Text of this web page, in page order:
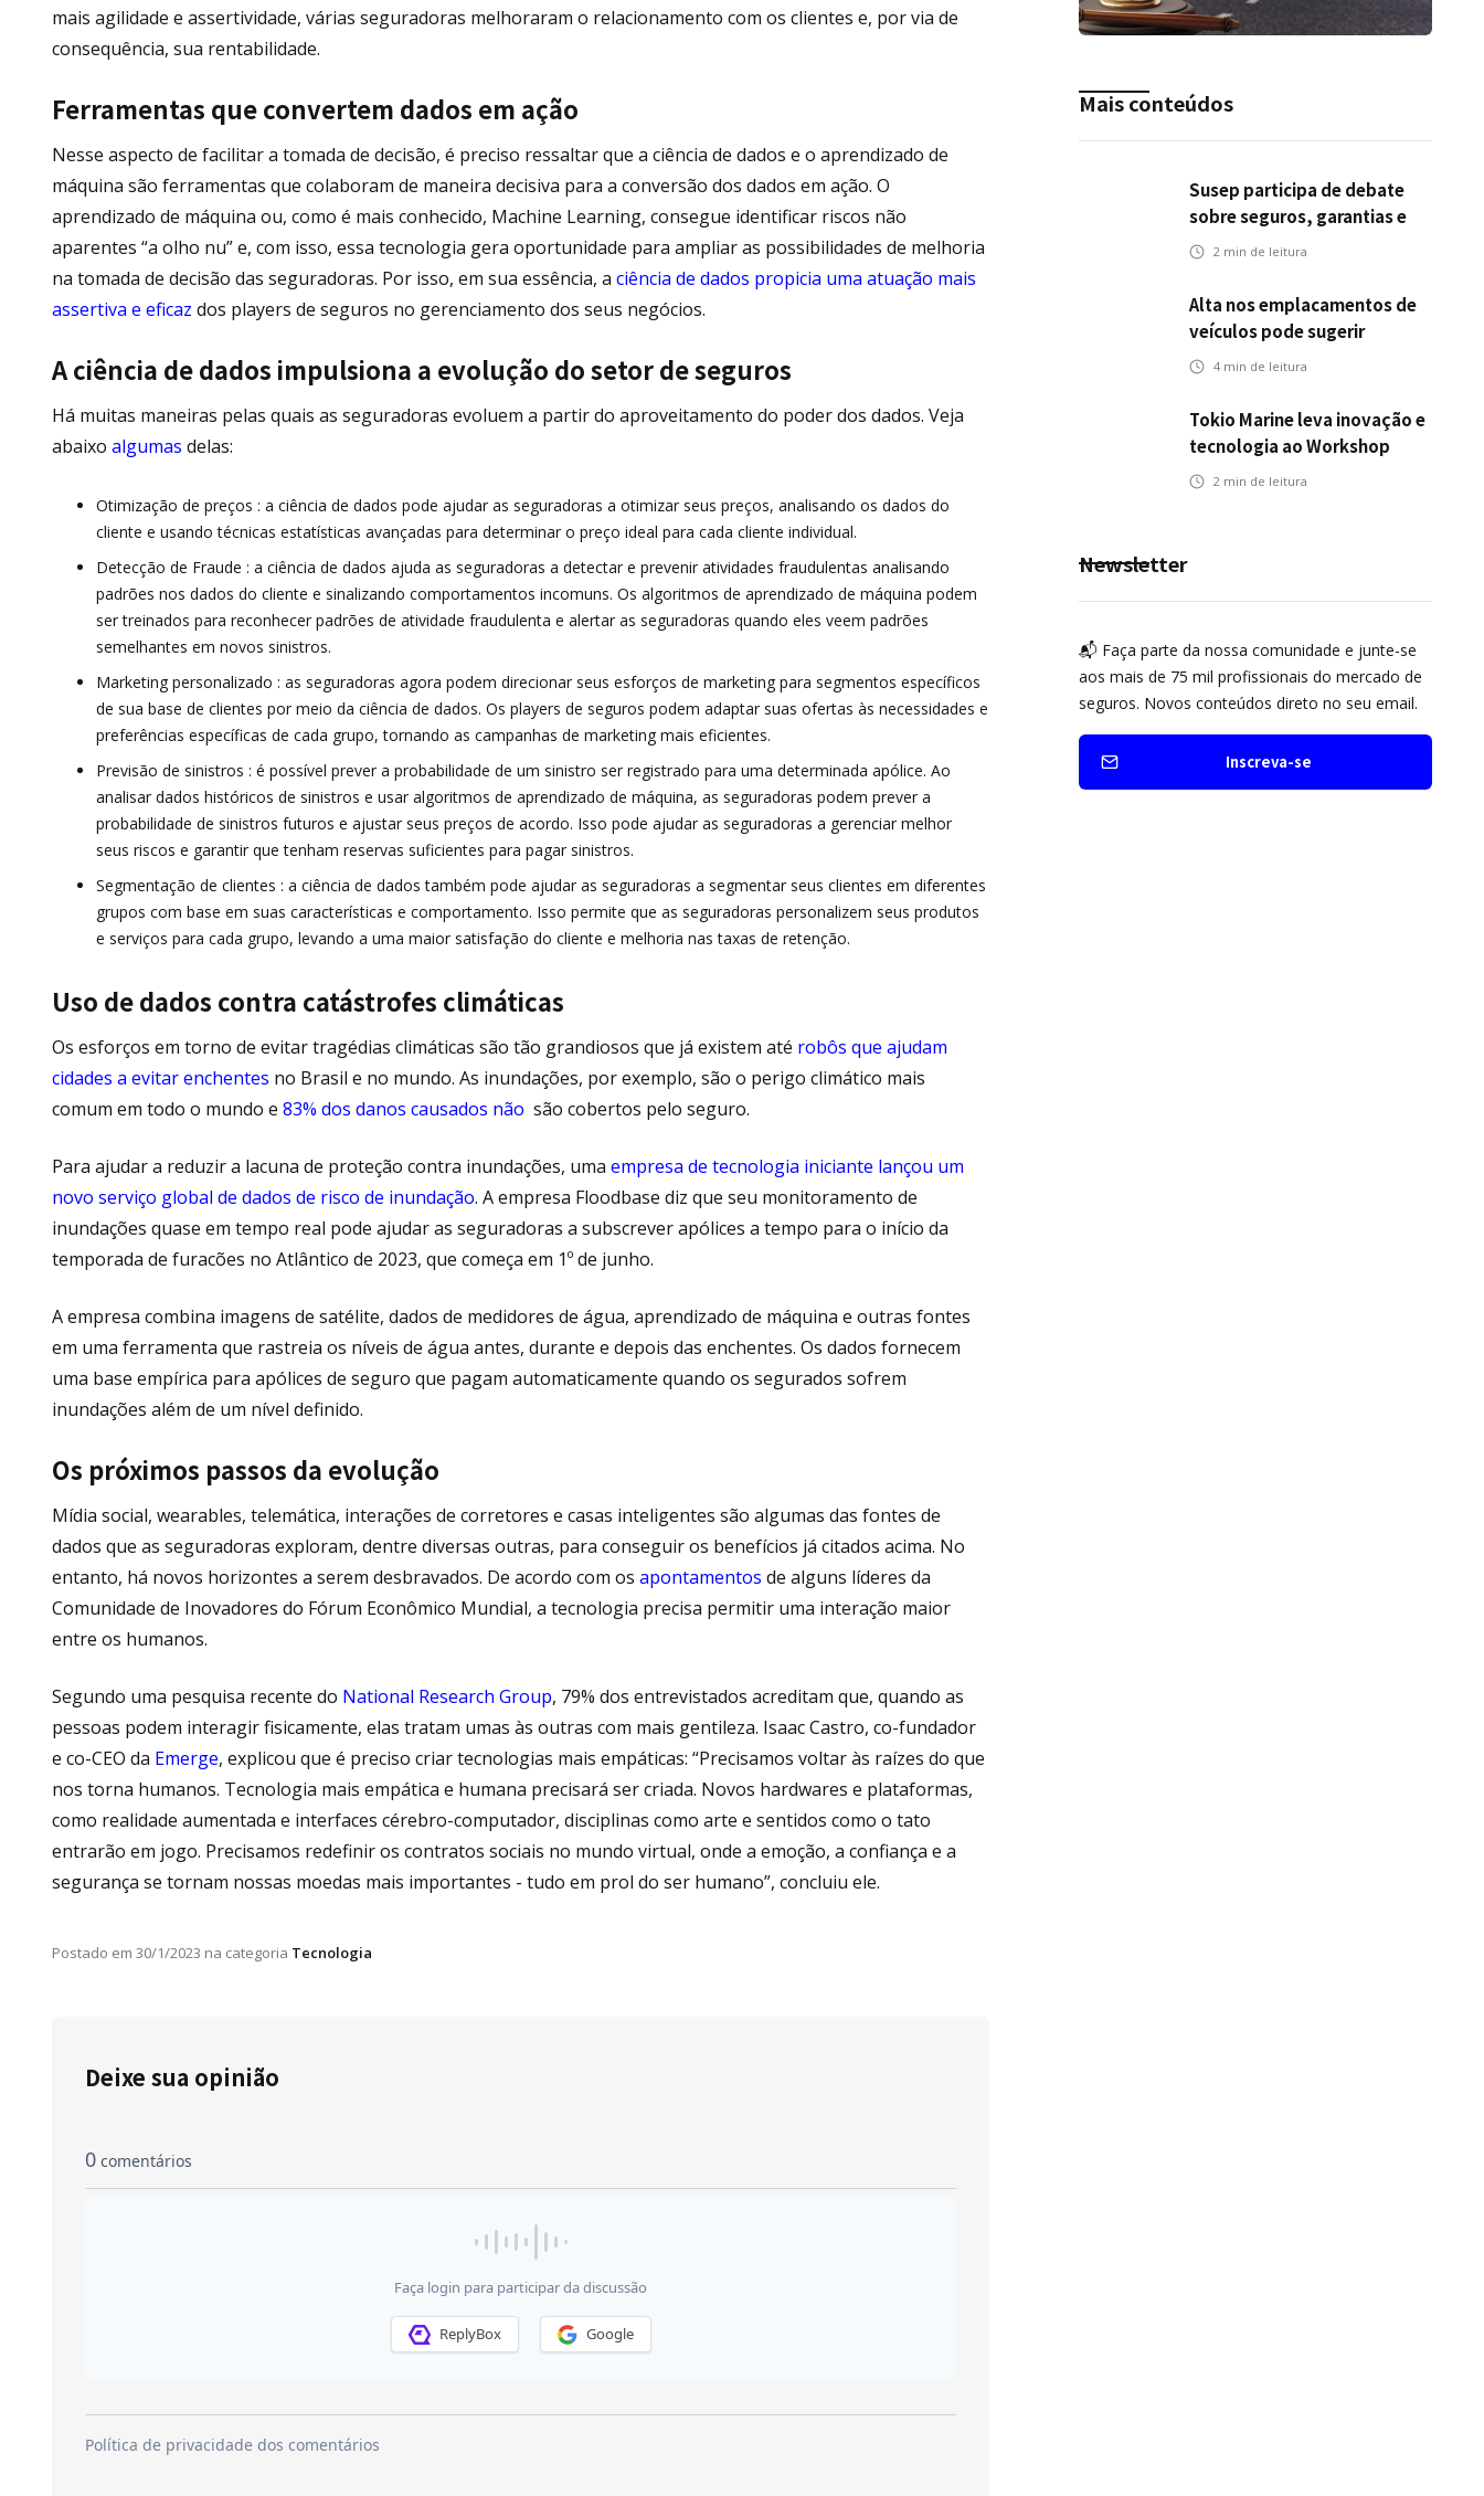
mais agilidade e assertividade, várias seguradoras melhoraram o relacionamento com os clientes e, por via de
consequência, sua rentabilidade.
Ferramentas que convertem dados em ação
Nesse aspecto de facilitar a tomada de decisão, é preciso ressaltar que a ciência de dados e o aprendizado de
máquina são ferramentas que colaboram de maneira decisiva para a conversão dos dados em ação. O
aprendizado de máquina ou, como é mais conhecido, Machine Learning, consegue identificar riscos não
aparentes “a olho nu” e, com isso, essa tecnologia gera oportunidade para ampliar as possibilidades de melhoria
na tomada de decisão das seguradoras. Por isso, em sua essência, a ciência de dados propicia uma atuação mais
assertiva e eficaz dos players de seguros no gerenciamento dos seus negócios.
A ciência de dados impulsiona a evolução do setor de seguros
Há muitas maneiras pelas quais as seguradoras evoluem a partir do aproveitamento do poder dos dados. Veja
abaixo algumas delas:
Otimização de preços : a ciência de dados pode ajudar as seguradoras a otimizar seus preços, analisando os dados do
cliente e usando técnicas estatísticas avançadas para determinar o preço ideal para cada cliente individual.
Detecção de Fraude : a ciência de dados ajuda as seguradoras a detectar e prevenir atividades fraudulentas analisando
padrões nos dados do cliente e sinalizando comportamentos incomuns. Os algoritmos de aprendizado de máquina podem
ser treinados para reconhecer padrões de atividade fraudulenta e alertar as seguradoras quando eles veem padrões
semelhantes em novos sinistros.
Marketing personalizado : as seguradoras agora podem direcionar seus esforços de marketing para segmentos específicos
de sua base de clientes por meio da ciência de dados. Os players de seguros podem adaptar suas ofertas às necessidades e
preferências específicas de cada grupo, tornando as campanhas de marketing mais eficientes.
Previsão de sinistros : é possível prever a probabilidade de um sinistro ser registrado para uma determinada apólice. Ao
analisar dados históricos de sinistros e usar algoritmos de aprendizado de máquina, as seguradoras podem prever a
probabilidade de sinistros futuros e ajustar seus preços de acordo. Isso pode ajudar as seguradoras a gerenciar melhor
seus riscos e garantir que tenham reservas suficientes para pagar sinistros.
Segmentação de clientes : a ciência de dados também pode ajudar as seguradoras a segmentar seus clientes em diferentes
grupos com base em suas características e comportamento. Isso permite que as seguradoras personalizem seus produtos
e serviços para cada grupo, levando a uma maior satisfação do cliente e melhoria nas taxas de retenção.
Uso de dados contra catástrofes climáticas
Os esforços em torno de evitar tragédias climáticas são tão grandiosos que já existem até robôs que ajudam
cidades a evitar enchentes no Brasil e no mundo. As inundações, por exemplo, são o perigo climático mais
comum em todo o mundo e 83% dos danos causados ​​não são cobertos pelo seguro.
Para ajudar a reduzir a lacuna de proteção contra inundações, uma empresa de tecnologia iniciante lançou um
novo serviço global de dados de risco de inundação. A empresa Floodbase diz que seu monitoramento de
inundações quase em tempo real pode ajudar as seguradoras a subscrever apólices a tempo para o início da
temporada de furacões no Atlântico de 2023, que começa em 1º de junho.
A empresa combina imagens de satélite, dados de medidores de água, aprendizado de máquina e outras fontes
em uma ferramenta que rastreia os níveis de água antes, durante e depois das enchentes. Os dados fornecem
uma base empírica para apólices de seguro que pagam automaticamente quando os segurados sofrem
inundações além de um nível definido.
Os próximos passos da evolução
Mídia social, wearables, telemática, interações de corretores e casas inteligentes são algumas das fontes de
dados que as seguradoras exploram, dentre diversas outras, para conseguir os benefícios já citados acima. No
entanto, há novos horizontes a serem desbravados. De acordo com os apontamentos de alguns líderes da
Comunidade de Inovadores do Fórum Econômico Mundial, a tecnologia precisa permitir uma interação maior
entre os humanos.
Segundo uma pesquisa recente do National Research Group, 79% dos entrevistados acreditam que, quando as
pessoas podem interagir fisicamente, elas tratam umas às outras com mais gentileza. Isaac Castro, co-fundador
e co-CEO da Emerge, explicou que é preciso criar tecnologias mais empáticas: “Precisamos voltar às raízes do que
nos torna humanos. Tecnologia mais empática e humana precisará ser criada. Novos hardwares e plataformas,
como realidade aumentada e interfaces cérebro-computador, disciplinas como arte e sentidos como o tato
entrarão em jogo. Precisamos redefinir os contratos sociais no mundo virtual, onde a emoção, a confiança e a
segurança se tornam nossas moedas mais importantes - tudo em prol do ser humano”, concluiu ele.
Postado em 30/1/2023 na categoria Tecnologia
Deixe sua opinião
Mais conteúdos
Susep participa de debate
sobre seguros, garantias e
riscos em infraestrutura de
2 min de leitura
Alta nos emplacamentos de
veículos pode sugerir
oportunidades para o seguro
4 min de leitura
Tokio Marine leva inovação e
tecnologia ao Workshop
Integrativo da Poli-USP
2 min de leitura
Newsletter
📬 Faça parte da nossa comunidade e junte-se
aos mais de 75 mil profissionais do mercado de
seguros. Novos conteúdos direto no seu email.
Inscreva-se